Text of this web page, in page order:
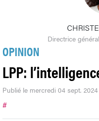
Directrice
OPINION
LPP:
Publié le mercredi 04 sept. 2024
#